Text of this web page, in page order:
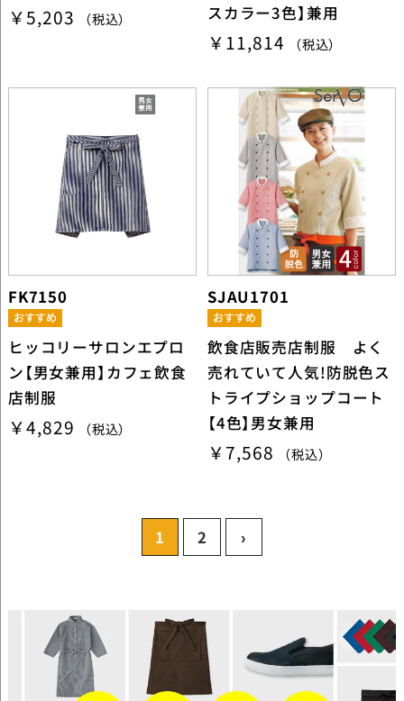
￥5,203 （税込）
スカラー3色】兼用
￥11,814 （税込）
FK7150
ヒッコリーサロンエプロ
ン【男女兼用】カフェ飲食
店制服
￥4,829 （税込）
SJAU1701
飲食店販売店制服 よく
売れていて人気!防脱色ス
トライプショップコート
【4色】男女兼用
￥7,568 （税込）
1 2 ›